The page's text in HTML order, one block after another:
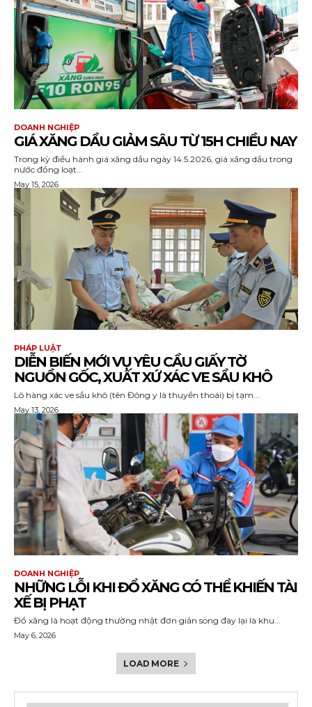
DOANH NGHIỆP
GIÁ XĂNG DẦU GIẢM SÂU TỪ 15H CHIỀU NAY
Trong kỳ điều hành giá xăng dầu ngày 14.5.2026, giá xăng dầu trong
nước đồng loạt...
May 15, 2026
PHÁP LUẬT
DIỄN BIẾN MỚI VỤ YÊU CẦU GIẤY TỜ
NGUỒN GỐC, XUẤT XỨ XÁC VE SẦU KHÔ
Lô hàng xác ve sầu khô (tên Đông y là thuyền thoái) bị tạm...
May 13, 2026
DOANH NGHIỆP
NHỮNG LỖI KHI ĐỔ XĂNG CÓ THỂ KHIẾN TÀI
XẾ BỊ PHẠT
Đổ xăng là hoạt động thường nhật đơn giản song đây lại là khu...
May 6, 2026
LOAD MORE